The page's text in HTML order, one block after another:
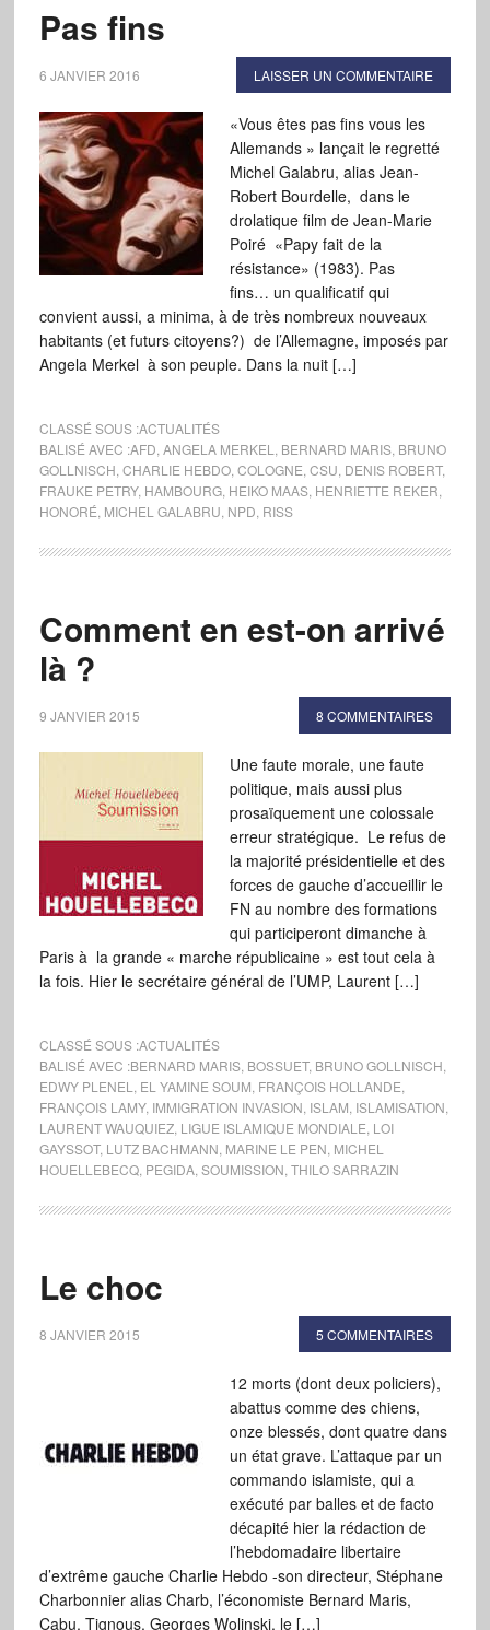
Pas fins
6 JANVIER 2016 LAISSER UN COMMENTAIRE
«Vous êtes pas fins vous les
Allemands » lançait le regretté
Michel Galabru, alias Jean-
Robert Bourdelle, dans le
drolatique film de Jean-Marie
Poiré «Papy fait de la
résistance» (1983). Pas
fins… un qualificatif qui
convient aussi, a minima, à de très nombreux nouveaux
habitants (et futurs citoyens?) de l’Allemagne, imposés par
Angela Merkel à son peuple. Dans la nuit […]
CLASSÉ SOUS :ACTUALITÉS
BALISÉ AVEC :AFD ANGELA MERKEL BERNARD MARIS, BRUNO
GOLLNISCH CHARLIE HEBDO, COLOGNE CSU DENIS ROBERT,
FRAUKE PETRY, HAMBOURG, HEIKO MAAS, HENRIETTE REKER
HONORÉ MICHEL GALABRU NPD RISS
Comment en est-on arrivé
là ?
9 JANVIER 2015 8 COMMENTAIRES
Une faute morale, une faute
politique, mais aussi plus
prosaïquement une colossale
erreur stratégique. Le refus de
la majorité présidentielle et des
forces de gauche d’accueillir le
FN au nombre des formations
qui participeront dimanche à
Paris à la grande « marche républicaine » est tout cela à
la fois. Hier le secrétaire général de l’UMP, Laurent […]
CLASSÉ SOUS :ACTUALITÉS
BALISÉ AVEC :BERNARD MARIS, BOSSUET, BRUNO GOLLNISCH
EDWY PLENEL
EL YAMINE SOUM FRANÇOIS HOLLANDE
FRANÇOIS LAMY, IMMIGRATION INVASION ISLAM ISLAMISATION
LAURENT WAUQUIEZ, LIGUE ISLAMIQUE MONDIALE LOI
GAYSSOT, LUTZ BACHMANN MARINE LE PEN MICHEL
HOUELLEBECQ, PEGIDA, SOUMISSION THILO SARRAZIN
Le choc
8 JANVIER 2015 5 COMMENTAIRES
12 morts (dont deux policiers),
abattus comme des chiens,
onze blessés, dont quatre dans
un état grave. L’attaque par un
commando islamiste, qui a
exécuté par balles et de facto
décapité hier la rédaction de
l’hebdomadaire libertaire
d’extrême gauche Charlie Hebdo -son directeur, Stéphane
Charbonnier alias Charb, l’économiste Bernard Maris,
Cabu, Tignous, Georges Wolinski, le […]